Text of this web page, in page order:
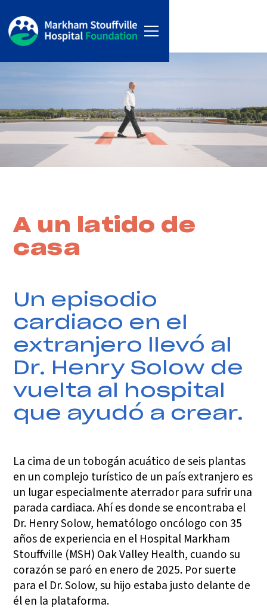
A un latido de
casa
Un episodio
cardiaco en el
extranjero llevó al
Dr. Henry Solow de
vuelta al hospital
que ayudó a crear.
La cima de un tobogán acuático de seis plantas
en un complejo turístico de un país extranjero es
un lugar especialmente aterrador para sufrir una
parada cardiaca. Ahí es donde se encontraba el
Dr. Henry Solow, hematólogo oncólogo con 35
años de experiencia en el Hospital Markham
Stouffville (MSH) Oak Valley Health, cuando su
corazón se paró en enero de 2025. Por suerte
para el Dr. Solow, su hijo estaba justo delante de
él en la plataforma.